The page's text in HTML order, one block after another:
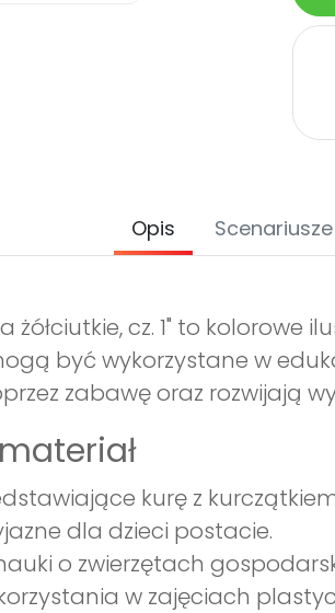
Opis
żółciutkie, cz. 1" to kolorowe
być wykorzystane w
zabawę oraz rozwijają
kurę z
dla dzieci postacie.
o zwierzętach
w zajęciach